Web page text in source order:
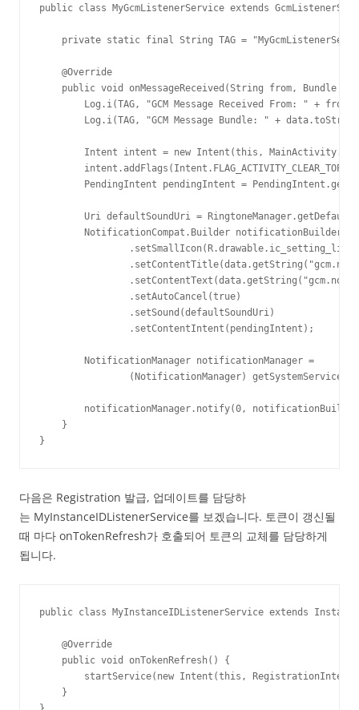
public class MyGcmListenerService extends
private static final String TAG =
    @Override
public void onMessageReceived(String from, Bundle
        Log.i(TAG, "GCM Message Received From: " + from);
Log.i(TAG, "GCM Message Bundle: " +
Intent intent = new Intent(this,
        intent.addFlags(Intent.FLAG_ACTIVITY_CLEAR_TOP);
PendingIntent pendingIntent =
Uri defaultSoundUri =
NotificationCompat.Builder notificationBuilder
                .setAutoCancel(true)
                .setSound(defaultSoundUri)
                .setContentIntent(pendingIntent);
        NotificationManager notificationManager =
(NotificationManager)
notificationManager.notify(0,
    }
}
다음은 Registration 발급, 업데이트를 담당하
는 MyInstanceIDListenerService를 보겠습니다. 토큰이 갱신될
때 마다 onTokenRefresh가 호출되어 토큰의 교체를 담당하게
됩니다.
public class MyInstanceIDListenerService extends
    @Override
    public void onTokenRefresh() {
startService(new Intent(this,
    }